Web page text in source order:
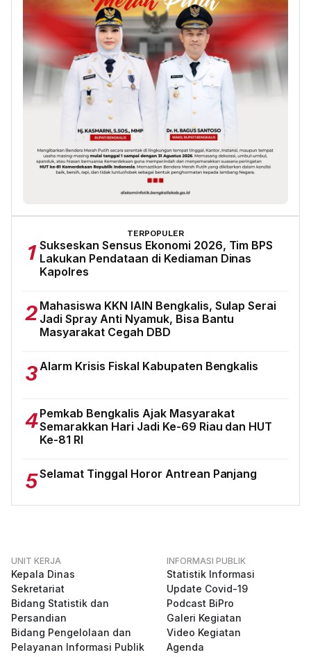
TERPOPULER
1 Sukseskan Sensus Ekonomi 2026, Tim BPS
Lakukan Pendataan di Kediaman Dinas
Kapolres
2 Mahasiswa KKN IAIN Bengkalis, Sulap Serai
Jadi Spray Anti Nyamuk, Bisa Bantu
Masyarakat Cegah DBD
3 Alarm Krisis Fiskal Kabupaten Bengkalis
4Pemkab Bengkalis Ajak Masyarakat
Semarakkan Hari Jadi Ke-69 Riau dan HUT
Ke-81 RI
5Selamat Tinggal Horor Antrean Panjang
UNIT KERJA
Kepala Dinas
Sekretariat
Bidang Statistik dan
Persandian
Bidang Pengelolaan dan
Pelayanan Informasi Publik
INFORMASI PUBLIK
Statistik Informasi
Update Covid-19
Podcast BiPro
Galeri Kegiatan
Video Kegiatan
Agenda